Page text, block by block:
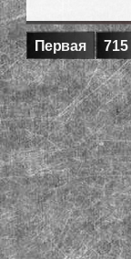
Первая 715